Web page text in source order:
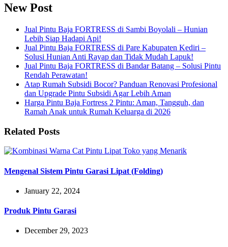
New Post
Jual Pintu Baja FORTRESS di Sambi Boyolali – Hunian
Lebih Siap Hadapi Api!
Jual Pintu Baja FORTRESS di Pare Kabupaten Kediri –
Solusi Hunian Anti Rayap dan Tidak Mudah Lapuk!
Jual Pintu Baja FORTRESS di Bandar Batang – Solusi Pintu
Rendah Perawatan!
Atap Rumah Subsidi Bocor? Panduan Renovasi Profesional
dan Upgrade Pintu Subsidi Agar Lebih Aman
Harga Pintu Baja Fortress 2 Pintu: Aman, Tangguh, dan
Ramah Anak untuk Rumah Keluarga di 2026
Related Posts
Mengenal Sistem Pintu Garasi Lipat (Folding)
January 22, 2024
Produk Pintu Garasi
December 29, 2023